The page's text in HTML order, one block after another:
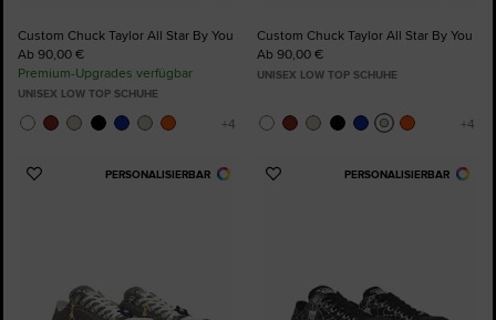
Custom Chuck Taylor All Star By You
Ab 90,00 €
Premium-Upgrades verfügbar
UNISEX LOW TOP SCHUHE
Custom Chuck Taylor All Star By You
Ab 90,00 €
UNISEX LOW TOP SCHUHE
PERSONALISIERBAR
Zu
PERSONALISIERBAR
Zu